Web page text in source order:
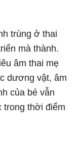
trùng ở thai
mà thành.
âm thai mẹ
dương vật, âm
của bé vẫn
trong thời điểm